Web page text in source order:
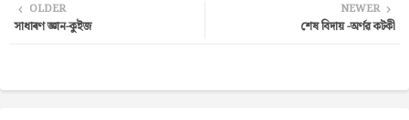
NEWER
শেষ বিদায় -অৰ্ণৱ কটকী
OLDER
সাধাৰণ জ্ঞান-কুইজ